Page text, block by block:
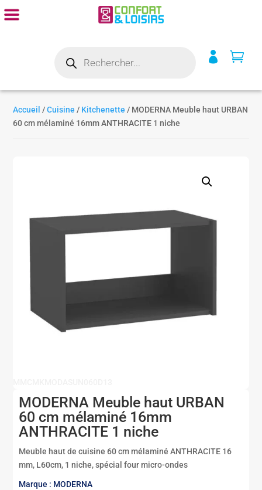
produits
 
Accueil /Cuisine / Kitchenette / MODERNA Meuble haut URBAN
60 cm mélaminé 16mm ANTHRACITE 1 niche
MODERNA Meuble haut URBAN
60 cm mélaminé 16mm
ANTHRACITE 1 niche
Meuble haut de cuisine 60 cm mélaminé ANTHRACITE 16
mm, L60cm, 1 niche, spécial four micro-ondes
Marque : MODERNA